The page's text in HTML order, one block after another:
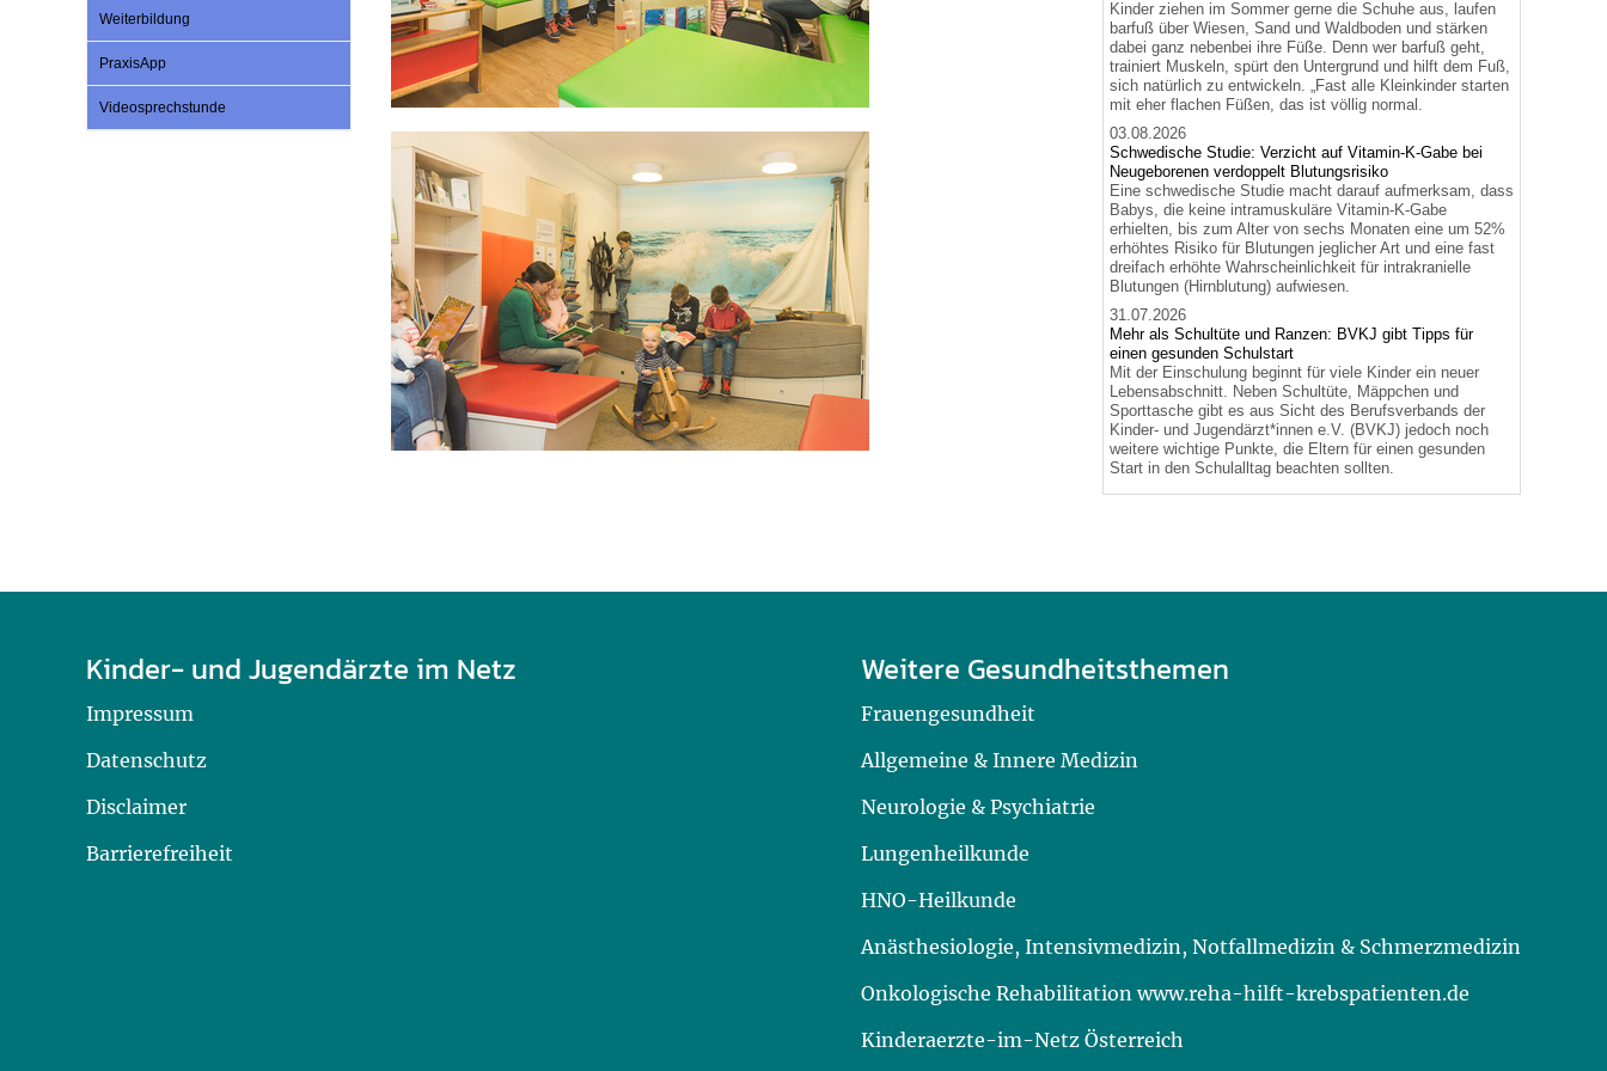
U0-Vorsorge
Weiterbildung
PraxisApp
Videosprechstunde
Kinder ziehen im Sommer gerne die Schuhe aus, laufen
barfuß über Wiesen, Sand und Waldboden und stärken
dabei ganz nebenbei ihre Füße. Denn wer barfuß geht,
trainiert Muskeln, spürt den Untergrund und hilft dem Fuß,
sich natürlich zu entwickeln. „Fast alle Kleinkinder starten
mit eher flachen Füßen, das ist völlig normal.
03.08.2026
Schwedische Studie: Verzicht auf Vitamin-K-Gabe bei
Neugeborenen verdoppelt Blutungsrisiko
Eine schwedische Studie macht darauf aufmerksam, dass
Babys, die keine intramuskuläre Vitamin-K-Gabe
erhielten, bis zum Alter von sechs Monaten eine um 52%
erhöhtes Risiko für Blutungen jeglicher Art und eine fast
dreifach erhöhte Wahrscheinlichkeit für intrakranielle
Blutungen (Hirnblutung) aufwiesen.
31.07.2026
Mehr als Schultüte und Ranzen: BVKJ gibt Tipps für
einen gesunden Schulstart
Mit der Einschulung beginnt für viele Kinder ein neuer
Lebensabschnitt. Neben Schultüte, Mäppchen und
Sporttasche gibt es aus Sicht des Berufsverbands der
Kinder- und Jugendärzt*innen e.V. (BVKJ) jedoch noch
weitere wichtige Punkte, die Eltern für einen gesunden
Start in den Schulalltag beachten sollten.
Kinder- und Jugendärzte im Netz
Impressum
Datenschutz
Disclaimer
Barrierefreiheit
Weitere Gesundheitsthemen
Frauengesundheit
Allgemeine & Innere Medizin
Neurologie & Psychiatrie
Lungenheilkunde
HNO-Heilkunde
Anästhesiologie, Intensivmedizin, Notfallmedizin & Schmerzmedizin
Onkologische Rehabilitation www.reha-hilft-krebspatienten.de
Kinderaerzte-im-Netz Österreich